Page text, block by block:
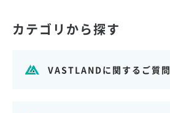
カテゴリから探す
VASTLANDに関するご質問